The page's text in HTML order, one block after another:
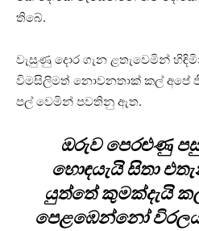
තිබේ.
වැසුණු දොර ගැන ළතැවෙමින්
විමසිලිමත් නොවනතාක් කල් අපේ
පල් වෙමින් පවතිනු ඇත.
ඔරුව පෙරළුණු
හොඳයැයි සිතා
යුත්තේ කුමක්දැයි
පෙළඹෙන්නෝ